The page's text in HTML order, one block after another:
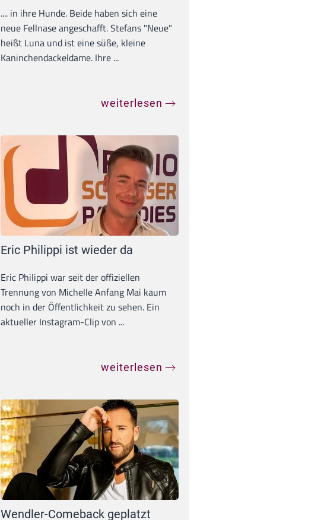
.... in ihre Hunde. Beide haben sich eine
neue Fellnase angeschafft. Stefans "Neue"
heißt Luna und ist eine süße, kleine
Kaninchendackeldame. Ihre ...
weiterlesen
Eric Philippi ist wieder da
Eric Philippi war seit der offiziellen
Trennung von Michelle Anfang Mai kaum
noch in der Öffentlichkeit zu sehen. Ein
aktueller Instagram-Clip von ...
weiterlesen
Wendler-Comeback geplatzt